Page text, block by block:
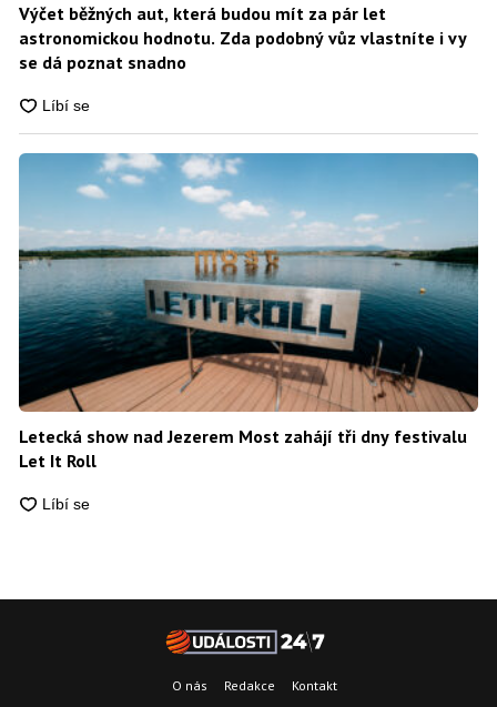
Výčet běžných aut, která budou mít za pár let
astronomickou hodnotu. Zda podobný vůz vlastníte i vy
se dá poznat snadno
Letecká show nad Jezerem Most zahájí tři dny festivalu
Let It Roll
O nás Redakce Kontakt